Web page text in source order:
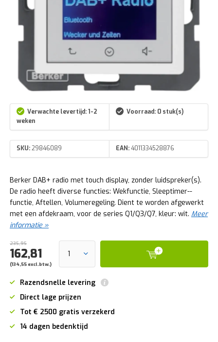
Verwachte levertijd: 1-2
weken
Voorraad: 0 stuk(s)
SKU:29846089 EAN:4011334528876
Berker DAB+ radio met touch display, zonder luidspreker(s).
De radio heeft diverse functies: Wekfunctie, Sleep­ti­mer-­
functie, Aftellen, Volu­me­re­ge­ling. Dient te worden afgewerkt
met een afdekraam, voor de series Q1/Q3/Q7, kleur: wit. Meer
informatie »
235,95
162,81
(134,55 excl.btw.)
Razendsnelle levering
Direct lage prijzen
Tot € 2500 gratis verzekerd
14 dagen bedenktijd